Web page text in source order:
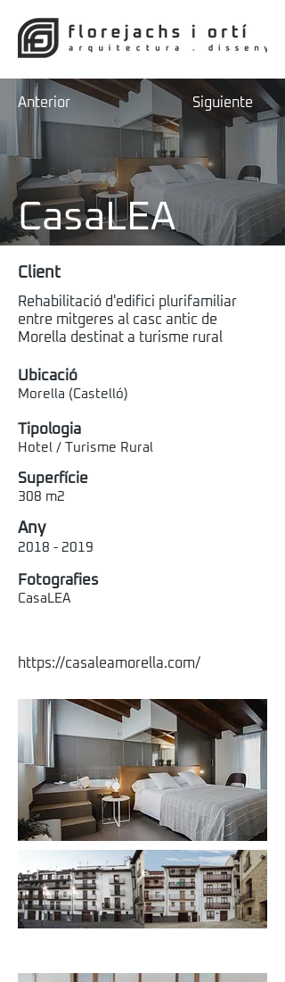
Anterior Siguiente
CasaLEA
Client
Rehabilitació d'edifici plurifamiliar
entre mitgeres al casc antic de
Morella destinat a turisme rural
Ubicació
Morella (Castelló)
Tipologia
Hotel / Turisme Rural
Superfície
308 m2
Any
2018 - 2019
Fotografies
CasaLEA
https://casaleamorella.com/